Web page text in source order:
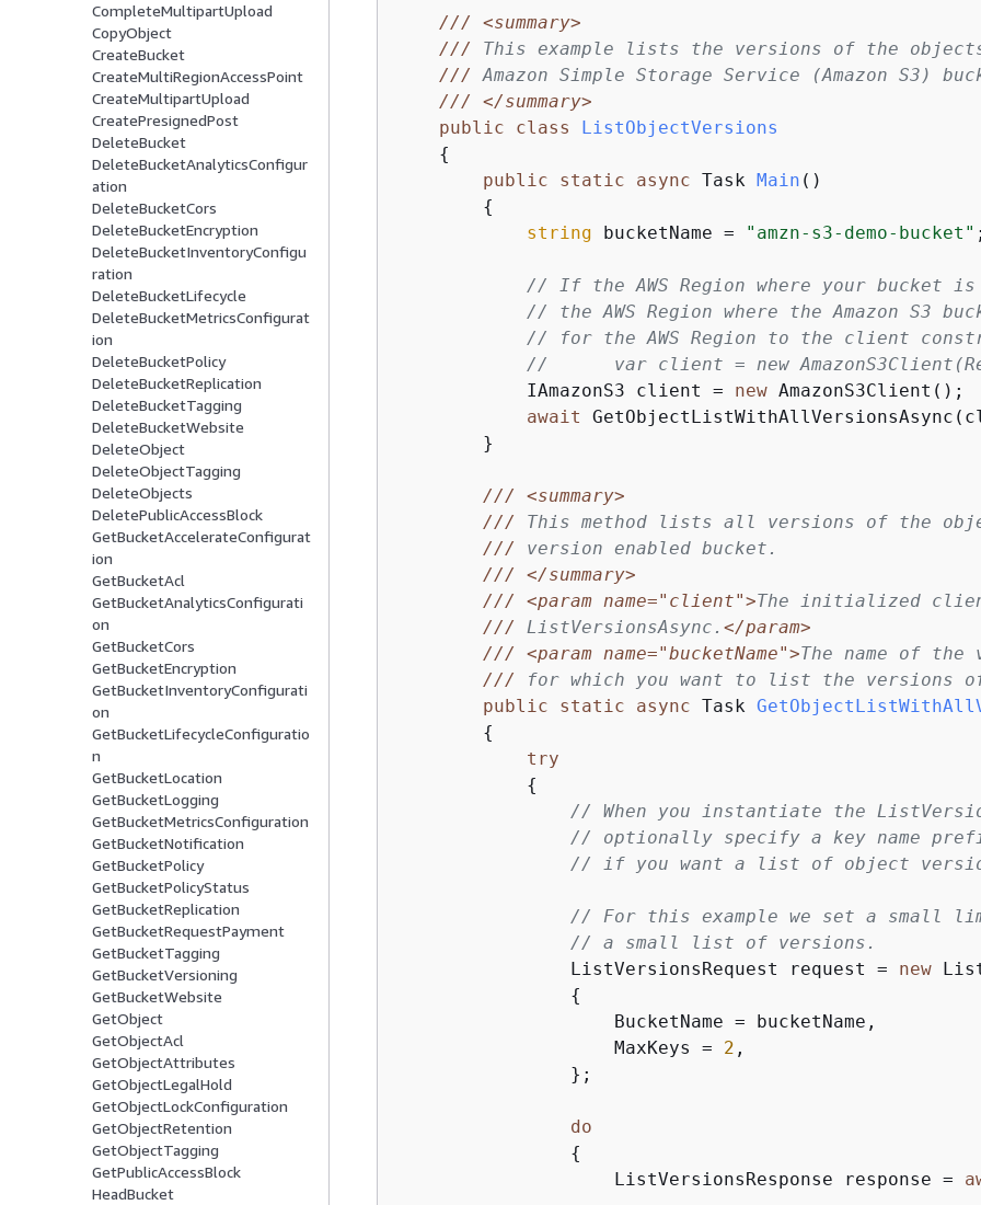
CompleteMultipartUpload
CopyObject
CreateBucket
CreateMultiRegionAccessPoint
CreateMultipartUpload
CreatePresignedPost
DeleteBucket
DeleteBucketAnalyticsConfigur
ation
DeleteBucketCors
DeleteBucketEncryption
DeleteBucketInventoryConfigu
ration
DeleteBucketLifecycle
DeleteBucketMetricsConfigurat
ion
DeleteBucketPolicy
DeleteBucketReplication
DeleteBucketTagging
DeleteBucketWebsite
DeleteObject
DeleteObjectTagging
DeleteObjects
DeletePublicAccessBlock
GetBucketAccelerateConfigurat
ion
GetBucketAcl
GetBucketAnalyticsConfigurati
on
GetBucketCors
GetBucketEncryption
GetBucketInventoryConfigurati
on
GetBucketLifecycleConfiguratio
n
GetBucketLocation
GetBucketLogging
GetBucketMetricsConfiguration
GetBucketNotification
GetBucketPolicy
GetBucketPolicyStatus
GetBucketReplication
GetBucketRequestPayment
GetBucketTagging
GetBucketVersioning
GetBucketWebsite
GetObject
GetObjectAcl
GetObjectAttributes
GetObjectLegalHold
GetObjectLockConfiguration
GetObjectRetention
GetObjectTagging
GetPublicAccessBlock
HeadBucket
///
<summary>
/// This example lists the versions of the
/// Amazon Simple Storage Service (Amazon S3)
///
</summary>
public
class
ListObjectVersions
{
public
static async Task Main ( )
{
string bucketName = "amzn-s3-demo-bucket" ;
// If the AWS Region where your bucket
// the AWS Region where the Amazon S3
// for the AWS Region to the client
//      var client = new
            IAmazonS3 client =
new AmazonS3Client();
await
        }
///
<summary>
/// This method lists all versions of the
/// version enabled bucket.
///
</summary>
///
<param name="client">The initialized
/// ListVersionsAsync. </param>
///
<param name="bucketName">The name of the
/// for which you want to list the versions
public
static async Task
{
try
{
// When you instantiate the
// optionally specify a key name
// if you want a list of object
// For this example we set a small
// a small list of versions.
                ListVersionsRequest request =
new
{
                    BucketName = bucketName,
                    MaxKeys =
2 ,
                };
do
{
                    ListVersionsResponse response =